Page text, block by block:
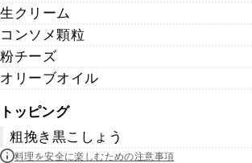
生クリーム
コンソメ顆粒
粉チーズ
オリーブオイル
トッピング
粗挽き黒こしょう
料理を安全に楽しむための注意事項